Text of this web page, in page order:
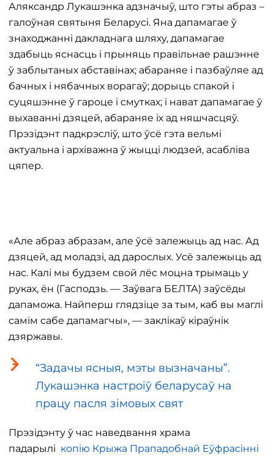
Аляксандр Лукашэнка адзначыў, што гэты абраз –
галоўная святыня Беларусі. Яна дапамагае ў
знаходжанні дакладнага шляху, дапамагае
здабыць яснасць і прыняць правільнае рашэнне
ў заблытаных абставінах; абараняе і пазбаўляе ад
бачных і нябачных ворагаў; дорыць спакой і
суцяшэнне ў гароце і смутках; і нават дапамагае ў
выхаванні дзяцей, абараняе іх ад няшчасцяў.
Прэзідэнт падкрэсліў, што ўсё гэта вельмі
актуальна і архіважна ў жыцці людзей, асабліва
цяпер.
«Але абраз абразам, але ўсё залежыць ад нас. Ад
дзяцей, ад моладзі, ад дарослых. Усё залежыць ад
нас. Калі мы будзем свой лёс моцна трымаць у
руках, ён (Гасподзь. — Заўвага БЕЛТА) заўсёды
дапаможа. Найперш глядзіце за тым, каб вы маглі
самім сабе дапамагчы», — заклікаў кіраўнік
дзяржавы.
“Задачы ясныя, мэты вызначаны”.
Лукашэнка настроіў беларусаў на
працу пасля зімовых свят
Прэзідэнту ў час наведвання храма
падарылі копію Крыжа Прападобнай Еўфрасінні